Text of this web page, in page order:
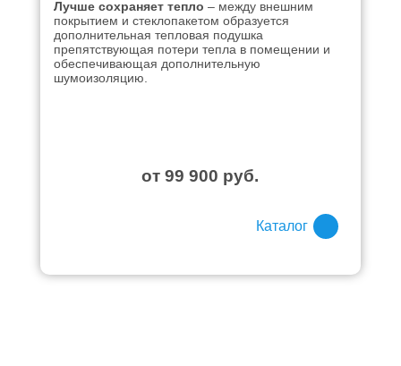
Лучше сохраняет тепло – между внешним
покрытием и стеклопакетом образуется
дополнительная тепловая подушка
препятствующая потери тепла в помещении и
обеспечивающая дополнительную
шумоизоляцию.
от 99 900 руб.
Каталог